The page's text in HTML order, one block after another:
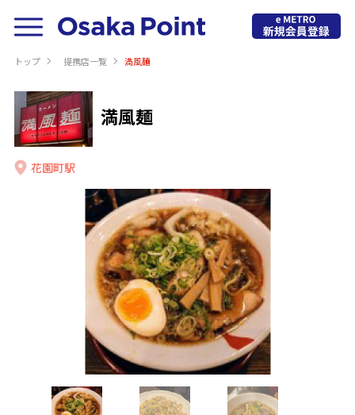
トップ 提携店⼀覧 満風麺
満風麺
花園町駅